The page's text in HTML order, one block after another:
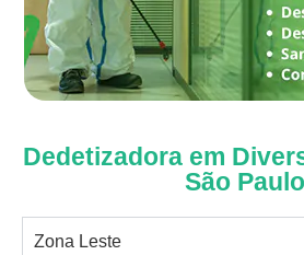
Dedetizadora em
São Paulo
Zona Leste